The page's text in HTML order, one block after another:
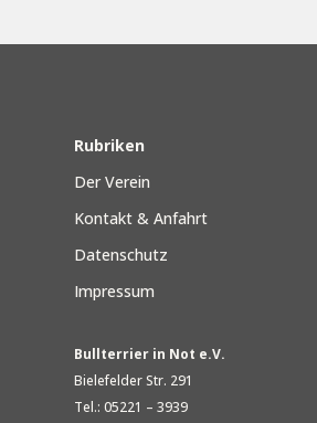
Rubriken
Der Verein
Kontakt & Anfahrt
Datenschutz
Impressum
Bullterrier in Not e.V.
Bielefelder Str. 291
Tel.: 05221 – 3939